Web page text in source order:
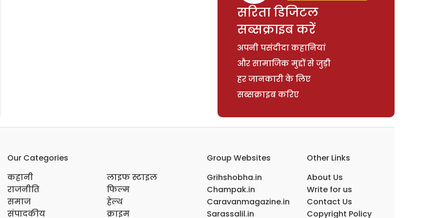
सरिता डिजिटल
सब्सक्राइब करें
अपनी पसंदीदा कहानियां
और सामाजिक मुद्दों से जुड़ी
हर जानकारी के लिए
सब्सक्राइब करिए
Our Categories
कहानी
राजनीति
समाज
संपादकीय
लाइफ स्टाइल
फिल्म
हेल्थ
क्राइम
Group Websites
Grihshobha.in
Champak.in
Caravanmagazine.in
Sarassalil.in
Other Links
About Us
Write for us
Contact Us
Copyright Policy